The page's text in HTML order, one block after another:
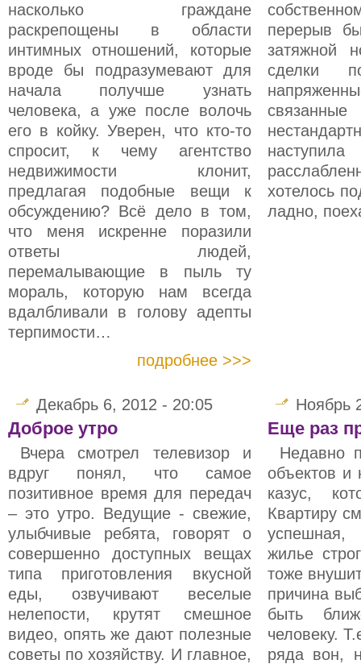
насколько граждане
раскрепощены в области
интимных отношений, которые
вроде бы подразумевают для
начала получше узнать
человека, а уже после волочь
его в койку. Уверен, что кто-то
спросит, к чему агентство
недвижимости клонит,
предлагая подобные вещи к
обсуждению? Всё дело в том,
что меня искренне поразили
ответы людей,
перемалывающие в пыль ту
мораль, которую нам всегда
вдалбливали в голову адепты
терпимости…
подробнее >>>
перерыв
затяжной
сделки
хотелось
ладно,
Декабрь 6, 2012 - 20:05
Доброе утро
Вчера смотрел телевизор и
вдруг понял, что самое
позитивное время для передач
– это утро. Ведущие - свежие,
улыбчивые ребята, говорят о
совершенно доступных вещах
типа приготовления вкусной
еды, озвучивают веселые
нелепости, крутят смешное
видео, опять же дают полезные
советы по хозяйству. И главное,
Ноябрь
Еще раз
Недавно
объектов и
казус,
Квартиру
жилье
тоже
причина
быть
человеку.
ряда вон,